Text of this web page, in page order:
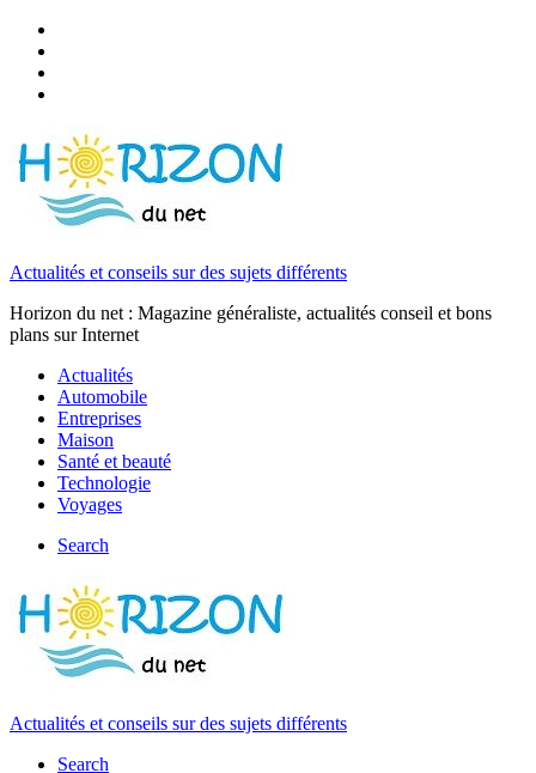
Actualités et conseils sur des sujets différents
Horizon du net : Magazine généraliste, actualités conseil et bons
plans sur Internet
Actualités
Automobile
Entreprises
Maison
Santé et beauté
Technologie
Voyages
Search
Actualités et conseils sur des sujets différents
Search